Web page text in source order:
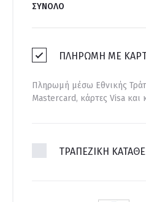
ΣΎΝΟΛΟ
ΠΛΗΡΩΜΉ ΜΕ
Πληρωμή μέσω Εθνικής
Mastercard, κάρτες Visa και
ΤΡΑΠΕΖΙΚΗ